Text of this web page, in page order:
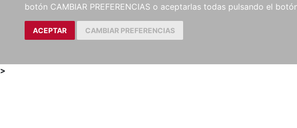
botón CAMBIAR PREFERENCIAS o aceptarlas todas pulsando el
ACEPTAR CAMBIAR PREFERENCIAS
>